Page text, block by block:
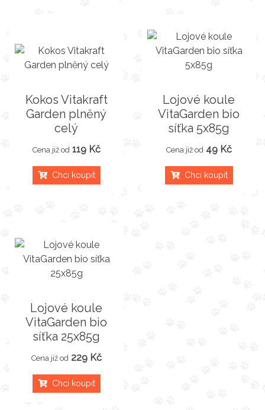
Kokos Vitakraft
Garden plněný
celý
Cena již od 119 Kč
Chci koupit
Lojové koule
VitaGarden bio
síťka 5x85g
Cena již od 49 Kč
Chci koupit
Lojové koule
VitaGarden bio
síťka 25x85g
Cena již od 229 Kč
Chci koupit